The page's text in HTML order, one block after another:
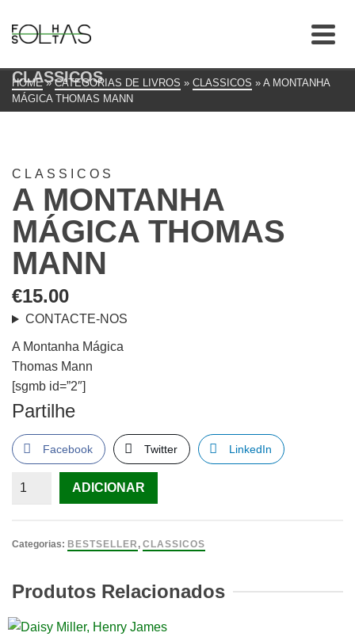
CLASSICOS
HOME » CATEGORIAS DE LIVROS » CLASSICOS » A MONTANHA
MÁGICA THOMAS MANN
CLASSICOS
A MONTANHA
MÁGICA THOMAS
MANN
€15.00
CONTACTE-NOS
A Montanha Mágica
Thomas Mann
[sgmb id=”2″]
Partilhe
Facebook Twitter LinkedIn
Quantidade
Montanha
Mann
ADICIONAR
Categorias: BESTSELLER , CLASSICOS
Produtos Relacionados